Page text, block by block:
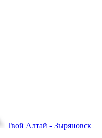
Твой Алтай - Зыряновск